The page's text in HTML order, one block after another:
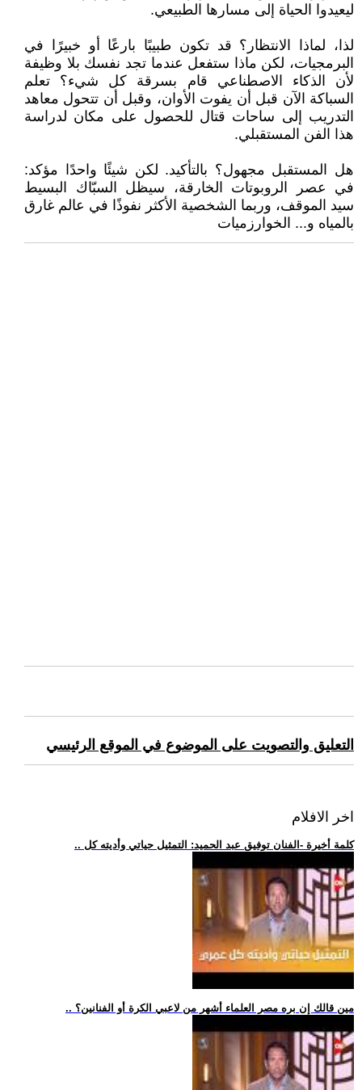
ليعيدوا الحياة إلى مسارها الطبيعي.
لذا، لماذا الانتظار؟ قد تكون طبيبًا بارعًا أو خبيرًا في
البرمجيات، لكن ماذا ستفعل عندما تجد نفسك بلا وظيفة
لأن الذكاء الاصطناعي قام بسرقة كل شيء؟ تعلم
السباكة الآن قبل أن يفوت الأوان، وقبل أن تتحول معاهد
التدريب إلى ساحات قتال للحصول على مكان لدراسة
هذا الفن المستقبلي.
هل المستقبل مجهول؟ بالتأكيد. لكن شيئًا واحدًا مؤكد:
في عصر الروبوتات الخارقة، سيظل السبّاك البسيط
سيد الموقف، وربما الشخصية الأكثر نفوذًا في عالم غارق
بالمياه و... الخوارزميات
التعليق والتصويت على الموضوع في الموقع الرئيسي
اخر الافلام
.. كلمة أخيرة -الفنان توفيق عبد الحميد: التمثيل حياتي وأديته كل
.. مين قالك إن بره مصر العلماء أشهر من لاعبي الكرة أو الفنانين؟